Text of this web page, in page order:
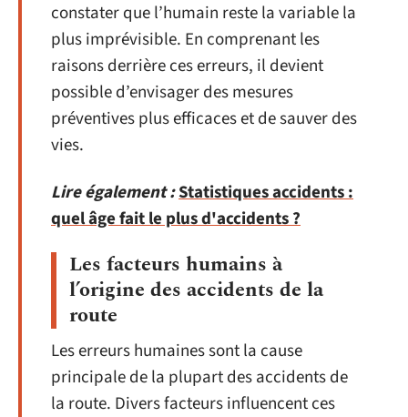
constater que l’humain reste la variable la
plus imprévisible. En comprenant les
raisons derrière ces erreurs, il devient
possible d’envisager des mesures
préventives plus efficaces et de sauver des
vies.
Lire également :Statistiques accidents :
quel âge fait le plus d'accidents ?
Les facteurs humains à
l’origine des accidents de la
route
Les erreurs humaines sont la cause
principale de la plupart des accidents de
la route. Divers facteurs influencent ces